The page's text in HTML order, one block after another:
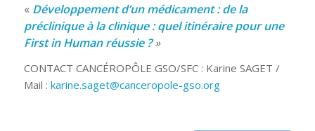
« Développement d’un médicament : de la
préclinique à la clinique : quel itinéraire pour une
First in Human réussie ?»
CONTACT CANCÉROPÔLE GSO/SFC : Karine SAGET /
Mail : karine.saget@canceropole-gso.org